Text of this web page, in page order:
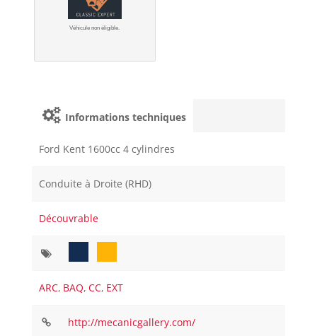
Véhicule non éligible.
Informations techniques
Ford Kent 1600cc 4 cylindres
Conduite à Droite (RHD)
Découvrable
ARC, BAQ, CC, EXT
http://mecanicgallery.com/